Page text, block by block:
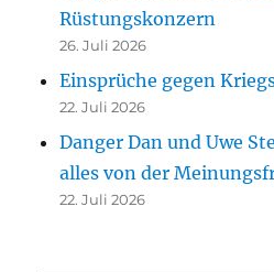
Rüstungskonzern
26. Juli 2026
Einsprüche gegen
22. Juli 2026
Danger Dan und Uwe
alles von der
22. Juli 2026